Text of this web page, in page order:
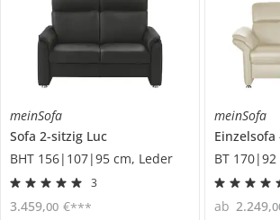
meinSofa
Sofa 2-sitzig Luc
BHT 156|107|95 cm, Leder
3
3.459,00 €***
meinSofa
Einzelsofa
BT
ab 2.249,